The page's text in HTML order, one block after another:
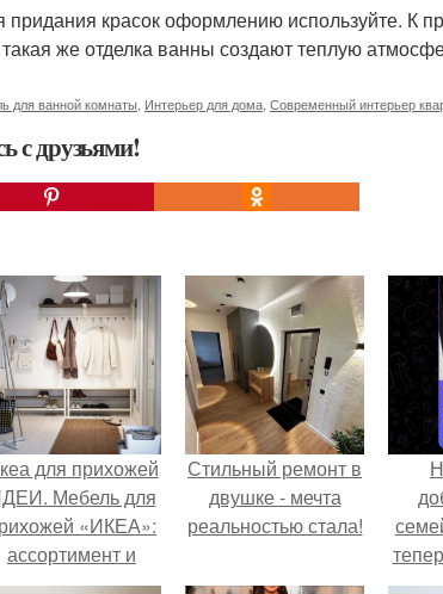
красок оформлению используйте. К
же отделка ванны создают теплую
для ванной комнаты Интерьер для дома Современный интерьер
с друзьями!
для прихожей
Мебель для
«ИКЕА»:
ассортимент и
Стильный ремонт в
двушке - мечта
реальностью стала!